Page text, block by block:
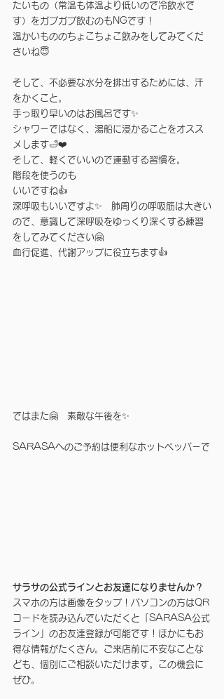
たいもの（常温も体温より低いので冷飲水で
す）をガブガブ飲むのもNGです！
温かいもののちょこちょこ飲みをしてみてくだ
さいね😇
そして、不必要な水分を排出するためには、汗
をかくこと。
手っ取り早いのはお風呂です✨
シャワーではなく、湯船に浸かることをオスス
メします🛁❤️
そして、軽くでいいので運動する習慣を。
階段を使うのも
いいですね👍
深呼吸もいいですよ✨　肺周りの呼吸筋は大きい
ので、意識して深呼吸をゆっくり深くする練習
をしてみてください🤗
血行促進、代謝アップに役立ちます👍
ではまた🤗　素敵な午後を✨
SARASAへのご予約は便利なホットペッパーで
サラサの公式ラインとお友達になりませんか？
スマホの方は画像をタップ！パソコンの方はQR
コードを読み込んでいただくと「SARASA公式
ライン」のお友達登録が可能です！ほかにもお
得な情報がたくさん。ご来店前に不安なことな
ども、個別にご相談いただけます。この機会に
ぜひ。